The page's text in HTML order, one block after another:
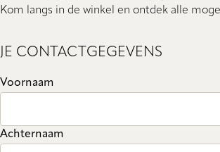
Kom langs in de winkel en ontdek alle
JE CONTACTGEGEVENS
Voornaam
Achternaam